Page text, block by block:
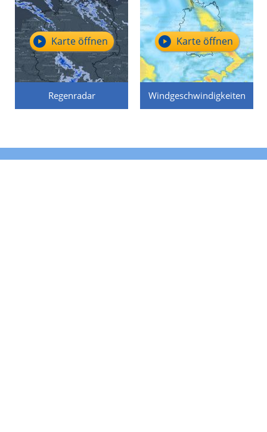
Regenradar
Karte öffnen
Windgeschwindigkeiten
Karte öffnen